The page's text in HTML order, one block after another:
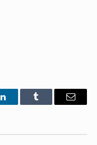
LinkedInTumblr Email